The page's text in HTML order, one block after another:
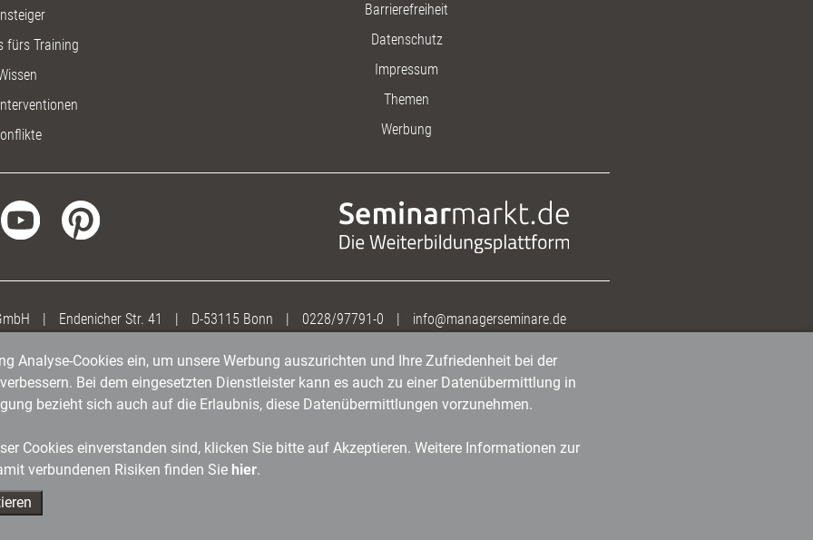
fürs Training
Barrierefreiheit
Datenschutz
Impressum
Themen
Werbung
| Endenicher Str. 41 | D-53115 Bonn | 0228/97791-0 | info@managerseminare.de
Analyse-Cookies ein, um unsere Werbung auszurichten und Ihre Zufriedenheit bei der
Bei dem eingesetzten Dienstleister kann es auch zu einer Datenübermittlung in
bezieht sich auch auf die Erlaubnis, diese Datenübermittlungen vorzunehmen.
Cookies einverstanden sind, klicken Sie bitte auf Akzeptieren. Weitere Informationen zur
verbundenen Risiken finden Sie hier.